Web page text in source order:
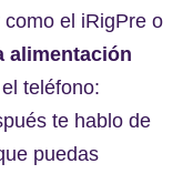
el iRigPre o
alimentación
teléfono:
te hablo de
puedas